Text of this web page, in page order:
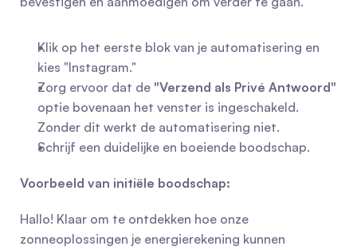
Klik op het eerste blok van je automatisering en
kies "Instagram."
Zorg ervoor dat de "Verzend als Privé Antwoord"
optie bovenaan het venster is ingeschakeld.
Zonder dit werkt de automatisering niet.
Schrijf een duidelijke en boeiende boodschap.
Voorbeeld van initiële boodschap:
Hallo! Klaar om te ontdekken hoe onze
zonneoplossingen je energierekening kunnen